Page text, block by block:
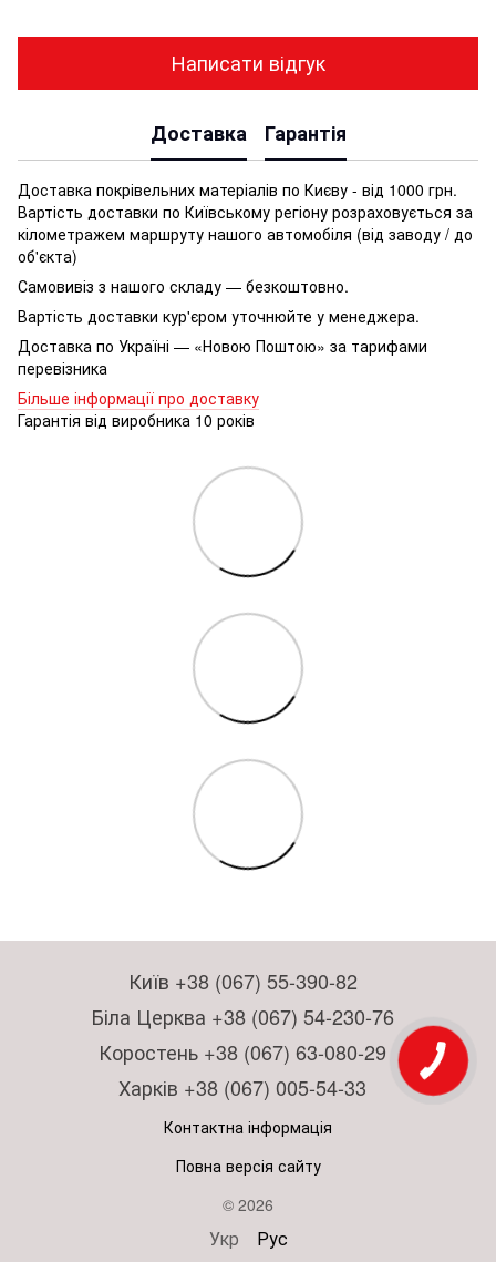
Написати відгук
Доставка Гарантія
Доставка покрівельних матеріалів по Києву - від 1000 грн.
Вартість доставки по Київському регіону розраховується за
кілометражем маршруту нашого автомобіля (від заводу / до
об'єкта)
Самовивіз з нашого складу — безкоштовно.
Вартість доставки кур'єром уточнюйте у менеджера.
Доставка по Україні — «Новою Поштою» за тарифами
перевізника
Більше інформації про доставку
Гарантія від виробника 10 років
Київ +38 (067) 55-390-82
Біла Церква +38 (067) 54-230-76
Коростень +38 (067) 63-080-29
Харків +38 (067) 005-54-33
Контактна інформація
Повна версія сайту
© 2026
Укр Рус